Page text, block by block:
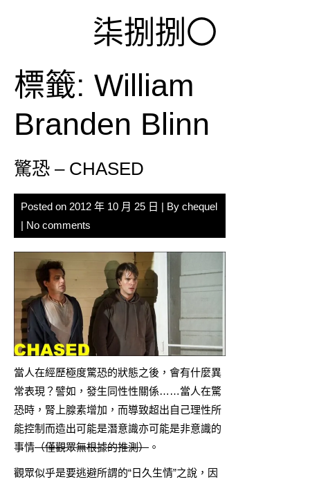
柒捌捌〇
標籤: William
Branden Blinn
驚恐 – CHASED
Posted on 2012 年 10 月 25 日 | By chequel
| No comments
當人在經歷極度驚恐的狀態之後，會有什麼異
常表現？譬如，發生同性性關係……當人在驚
恐時，腎上腺素增加，而導致超出自己理性所
能控制而造出可能是潛意識亦可能是非意識的
事情（僅觀眾無根據的推測） 。
觀眾似乎是要逃避所謂的“日久生情”之說，因